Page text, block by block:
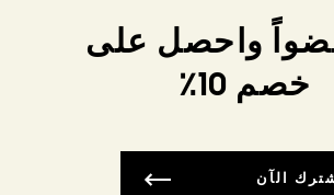
واحصل على
خصم 10٪
الآن